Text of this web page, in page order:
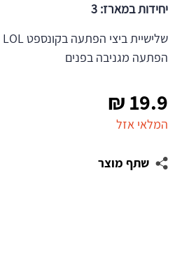
19.9
₪
המלאי אזל
שתף מוצר
יחידות במארז: 3
הפתעה מגניבה בפנים